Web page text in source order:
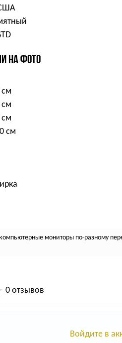
НА ФОТО
см
см
см
см
мониторы по-разному
0 отзывов
Войдите в